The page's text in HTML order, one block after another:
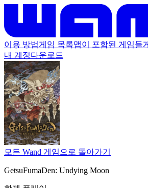
이용 방법게임 목록맵이 포함된 게임들
내 계정다운로드
모든 Wand 게임으로 돌아가기
GetsuFumaDen: Undying Moon